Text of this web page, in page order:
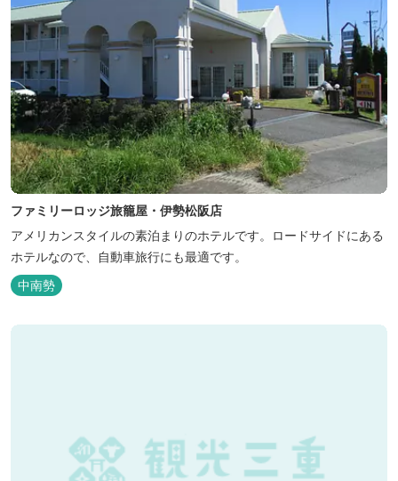
ファミリーロッジ旅籠屋・伊勢松阪店
アメリカンスタイルの素泊まりのホテルです。ロードサイドにある
ホテルなので、自動車旅行にも最適です。
中南勢